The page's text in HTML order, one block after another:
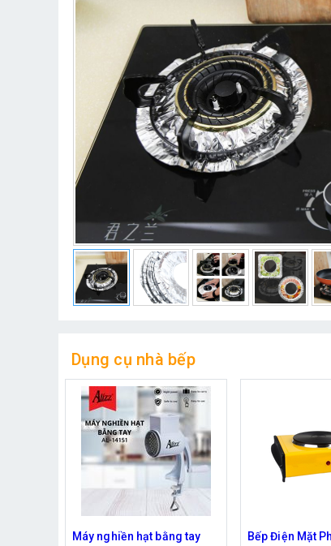
Dụng cụ nhà bếp
nghiền hạt bằng tay
Bếp Điện Mặt Phẳng 1000W